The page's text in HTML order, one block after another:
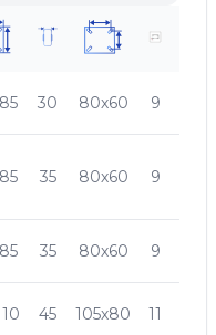
30 80х60 9
35 80х60 9
35 80х60 9
45 105х80 11